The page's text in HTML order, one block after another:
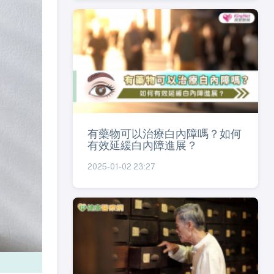
有藥物可以治療白內障嗎？如何
有效延緩白內障進展？
2025-01-02 23:27